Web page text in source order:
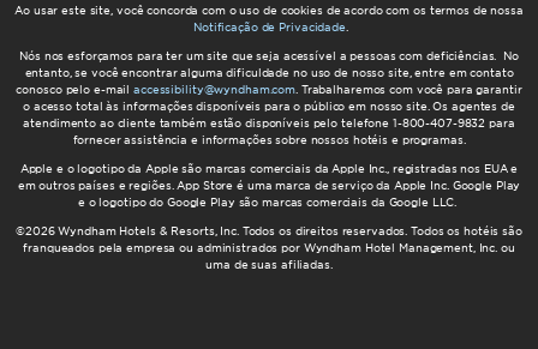
Ao usar este site, você concorda com o uso de cookies de acordo com os termos de nossa
Notificação de Privacidade.
Nós nos esforçamos para ter um site que seja acessível a pessoas com deficiências. No
entanto, se você encontrar alguma dificuldade no uso de nosso site, entre em contato
conosco pelo e-mailaccessibility@wyndham.com . Trabalharemos com você para garantir
o acesso total às informações disponíveis para o público em nosso site. Os agentes de
atendimento ao cliente também estão disponíveis pelo telefone 1-800-407-9832 para
fornecer assistência e informações sobre nossos hotéis e programas.
Apple e o logotipo da Apple são marcas comerciais da Apple Inc., registradas nos EUA e
em outros países e regiões. App Store é uma marca de serviço da Apple Inc. Google Play
e o logotipo do Google Play são marcas comerciais da Google LLC.
©2026 Wyndham Hotels & Resorts, Inc. Todos os direitos reservados. Todos os hotéis são
franqueados pela empresa ou administrados por Wyndham Hotel Management, Inc. ou
uma de suas afiliadas.